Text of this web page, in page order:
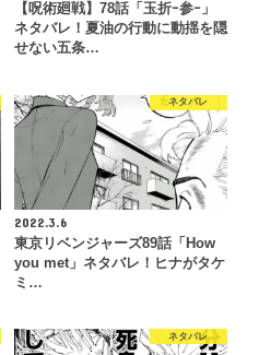
【呪術廻戦】78話「玉折ｰ参ｰ」
ネタバレ！夏油の行動に動揺を隠
せない五条…
ネタバレ
2022.3.6
東京リベンジャーズ89話「How
you met」ネタバレ！ヒナがタケ
ミ…
ネタバレ